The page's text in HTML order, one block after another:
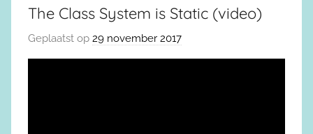
The Class System is Static (video)
Geplaatst op 29 november 2017